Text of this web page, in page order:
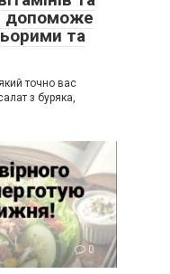
допоможе
та
точно вас
з буряка,
0